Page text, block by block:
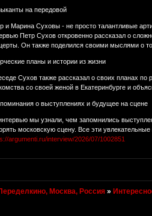
на передовой
и Марина Суховы - не просто талантливые
Петр Сухов откровенно рассказал о
Он также поделился своими мыслями о
планы и истории из жизни
Сухов также рассказал о своих планах
со своей женой в Екатеринбурге и
о выступлениях и будущее на сцене
мы узнали, чем запомнились
московскую сцену. Все эти
argumenti.ru/interview/2026/07/1002851
Москва, Россия »